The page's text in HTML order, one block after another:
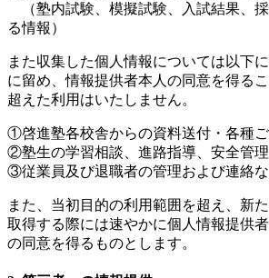
（塾内試験、模擬試験、入試結果、
る情報）
また収集した個人情報については以下
に留め、情報提供者本人の同意を得る
超えた利用はいたしません。
①啓進塾各校舎からの資料送付・各種
②塾生の学習相談、進路指導、安全管
③従業員及び退職者の管理および連絡
また、当初目的の利用範囲を超え、新
取得する際には速やかに個人情報提供
の同意を得るものとします。